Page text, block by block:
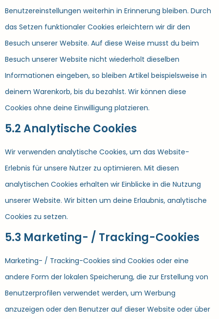
Benutzereinstellungen weiterhin in Erinnerung bleiben. Durch
das Setzen funktionaler Cookies erleichtern wir dir den
Besuch unserer Website. Auf diese Weise musst du beim
Besuch unserer Website nicht wiederholt dieselben
Informationen eingeben, so bleiben Artikel beispielsweise in
deinem Warenkorb, bis du bezahlst. Wir können diese
Cookies ohne deine Einwilligung platzieren.
5.2 Analytische Cookies
Wir verwenden analytische Cookies, um das Website-
Erlebnis für unsere Nutzer zu optimieren. Mit diesen
analytischen Cookies erhalten wir Einblicke in die Nutzung
unserer Website. Wir bitten um deine Erlaubnis, analytische
Cookies zu setzen.
5.3 Marketing- / Tracking-Cookies
Marketing- / Tracking-Cookies sind Cookies oder eine
andere Form der lokalen Speicherung, die zur Erstellung von
Benutzerprofilen verwendet werden, um Werbung
anzuzeigen oder den Benutzer auf dieser Website oder über